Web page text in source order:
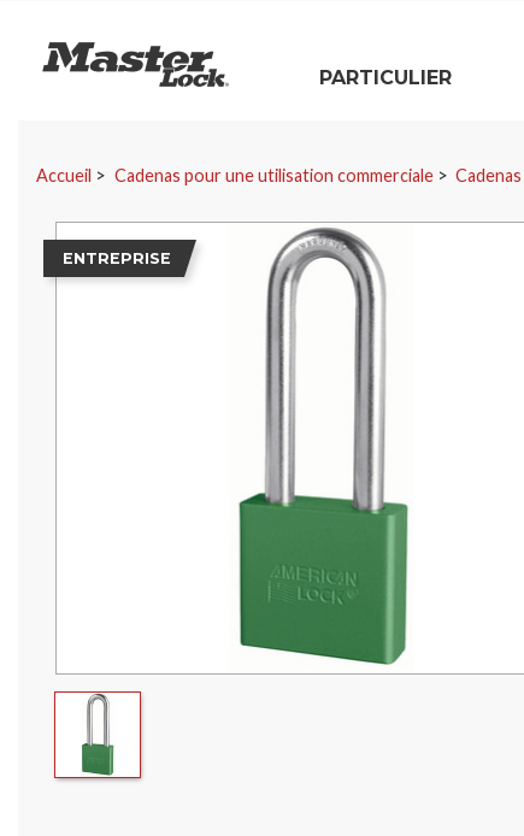
Master Lock
PARTICULIER
Accueil Cadenas pour une utilisation commerciale Cadenas
ENTREPRISE